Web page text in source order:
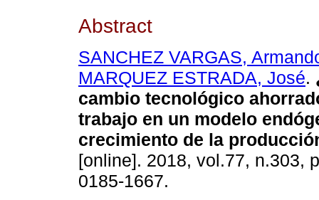
Abstract
SANCHEZ VARGAS,
MARQUEZ ESTRADA, José.
cambio tecnológico
trabajo en un modelo
crecimiento de la
[online]. 2018, vol.77, n.303,
0185-1667.